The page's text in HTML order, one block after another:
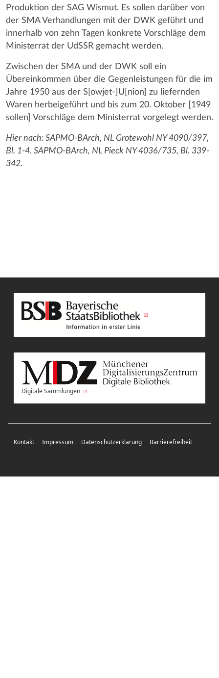
Produktion der SAG Wismut. Es sollen darüber von
der SMA Verhandlungen mit der DWK geführt und
innerhalb von zehn Tagen konkrete Vorschläge dem
Ministerrat der UdSSR gemacht werden.
Zwischen der SMA und der DWK soll ein
Übereinkommen über die Gegenleistungen für die im
Jahre 1950 aus der S[owjet-]U[nion] zu liefernden
Waren herbeigeführt und bis zum 20. Oktober [1949
sollen] Vorschläge dem Ministerrat vorgelegt werden.
Hier nach: SAPMO-BArch, NL Grotewohl NY 4090/397,
Bl. 1-4. SAPMO-BArch, NL Pieck NY 4036/735, Bl. 339-
342.
Digitale Sammlungen
Kontakt Impressum Datenschutzerklärung Barrierefreiheit